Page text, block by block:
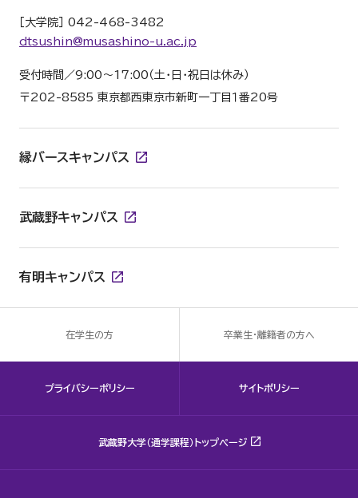
［大学院］ 042-468-3482
dtsushin@musashino-u.ac.jp
受付時間／9:00～17:00（土・日・祝日は休み）
〒202-8585 東京都西東京市新町一丁目１番20号
縁バースキャンパス
武蔵野キャンパス
有明キャンパス
在学生の方 卒業生・離籍者の方へ
プライバシーポリシー サイトポリシー
武蔵野大学（通学課程）トップページ